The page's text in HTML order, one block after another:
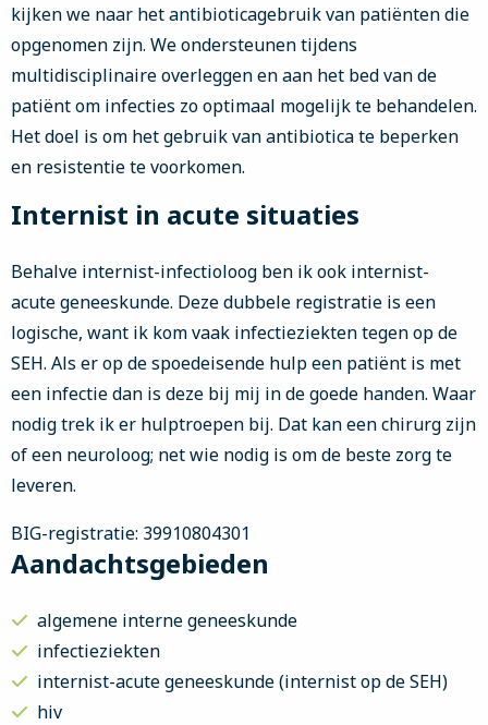
kijken we naar het antibioticagebruik van patiënten die
opgenomen zijn. We ondersteunen tijdens
multidisciplinaire overleggen en aan het bed van de
patiënt om infecties zo optimaal mogelijk te behandelen.
Het doel is om het gebruik van antibiotica te beperken
en resistentie te voorkomen.
Internist in acute situaties
Behalve internist-infectioloog ben ik ook internist-
acute geneeskunde. Deze dubbele registratie is een
logische, want ik kom vaak infectieziekten tegen op de
SEH. Als er op de spoedeisende hulp een patiënt is met
een infectie dan is deze bij mij in de goede handen. Waar
nodig trek ik er hulptroepen bij. Dat kan een chirurg zijn
of een neuroloog; net wie nodig is om de beste zorg te
leveren.
BIG-registratie: 39910804301
Aandachtsgebieden
algemene interne geneeskunde
infectieziekten
internist-acute geneeskunde (internist op de SEH)
hiv